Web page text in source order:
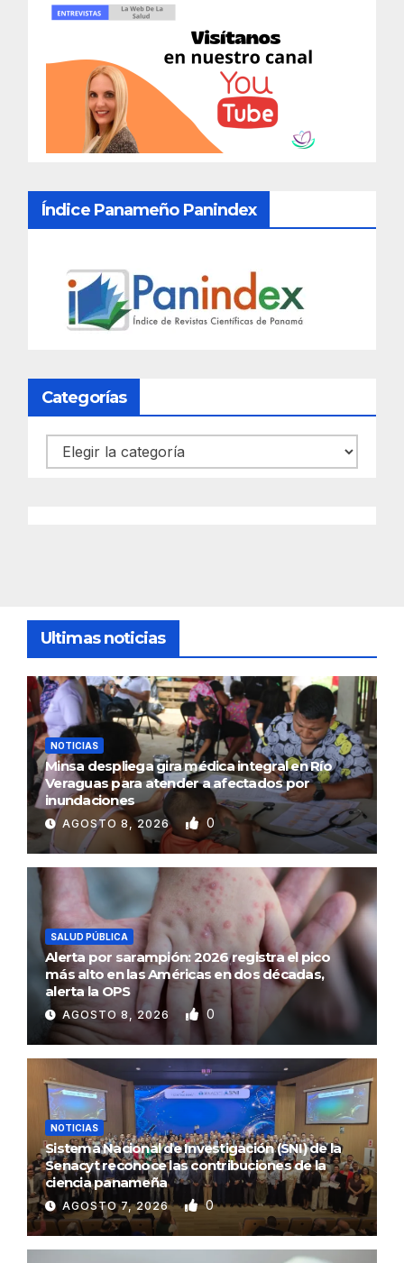
Índice Panameño Panindex
Categorías
Categorías
Ultimas noticias
NOTICIAS
Minsa despliega gira médica integral en Río
Veraguas para atender a afectados por
inundaciones
AGOSTO 8, 2026 0
SALUD PÚBLICA
Alerta por sarampión: 2026 registra el pico
más alto en las Américas en dos décadas,
alerta la OPS
AGOSTO 8, 2026 0
NOTICIAS
Sistema Nacional de Investigación (SNI) de la
Senacyt reconoce las contribuciones de la
ciencia panameña
AGOSTO 7, 2026 0